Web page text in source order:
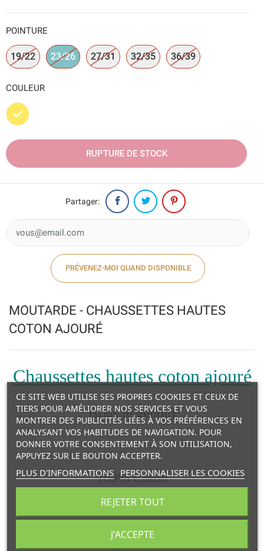
MOUTARDE - CHAUSSETTES HAUTES
COTON AJOURÉ
Chaussettes hautes coton ajouré
(sous le genou)
100% Coton
Lavable en machine à 40°
Marque Condor
POINTURE
19/22 23/26 27/31 32/35 36/39
COULEUR
Jaune
RUPTURE DE STOCK
Partager:
PRÉVENEZ-MOI QUAND DISPONIBLE
CE SITE WEB UTILISE SES PROPRES COOKIES ET CEUX DE
TIERS POUR AMÉLIORER NOS SERVICES ET VOUS
MONTRER DES PUBLICITÉS LIÉES À VOS PRÉFÉRENCES EN
ANALYSANT VOS HABITUDES DE NAVIGATION. POUR
DONNER VOTRE CONSENTEMENT À SON UTILISATION,
APPUYEZ SUR LE BOUTON ACCEPTER.
PLUS D'INFORMATIONS PERSONNALISER LES COOKIES
REJETER TOUT
J'ACCEPTE